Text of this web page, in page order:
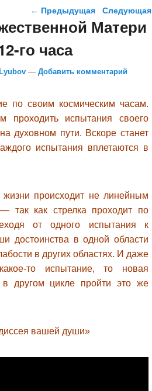
Навигация по записям
← Предыдущая Следующая
Матери
го часа
— Добавить комментарий
по своим космическим часам.
испытания своего
духовном пути. Вскоре станет
испытания вплетаются в
происходит не линейным
так как стрелка проходит по
от одного испытания к
достоинства в одной области
в других областях. И даже
то испытание, то новая
в другом цикле пройти это же
вашей души»